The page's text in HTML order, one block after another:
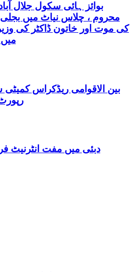
بوائز ہائی سکول جلال
محروم ، چلاس نیاٹ میں
کی موت اور خاتون ڈاکٹر کی
میں
بین الاقوامی ریڈکراس کمیٹی
دبئی میں مفت انٹرنیٹ